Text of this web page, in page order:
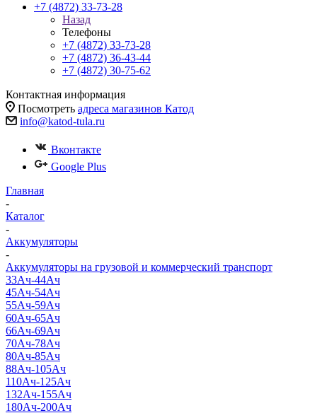
+7 (4872) 33-73-28
Назад
Телефоны
+7 (4872) 33-73-28
+7 (4872) 36-43-44
+7 (4872) 30-75-62
Контактная информация
Посмотреть адреса магазинов Катод
info@katod-tula.ru
Вконтакте
Google Plus
Главная
-
Каталог
-
Аккумуляторы
-
Аккумуляторы на грузовой и коммерческий транспорт
33Ач-44Ач
45Ач-54Ач
55Ач-59Ач
60Ач-65Ач
66Ач-69Ач
70Ач-78Ач
80Ач-85Ач
88Ач-105Ач
110Ач-125Ач
132Ач-155Ач
180Ач-200Ач